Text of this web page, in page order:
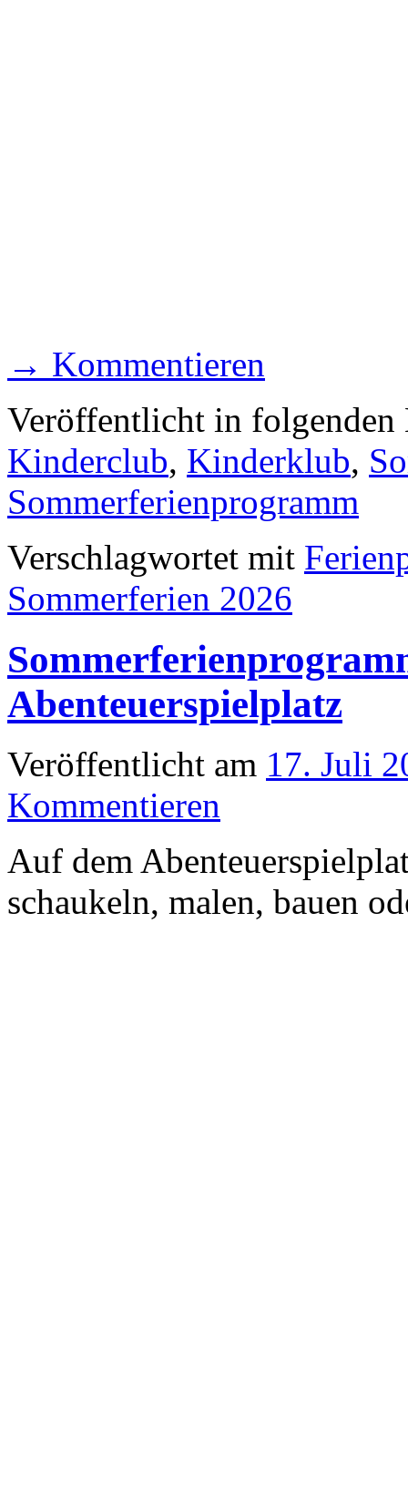
→ Kommentieren
Veröffentlicht in folgenden
Kinderclub, Kinderklub,
Sommerferienprogramm
Verschlagwortet mit
Sommerferien 2026
Abenteuerspielplatz
Veröffentlicht am 17. Juli
Kommentieren
Auf dem
schaukeln, malen, bauen